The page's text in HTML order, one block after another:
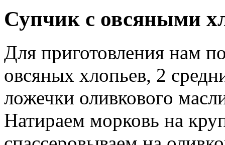
Супчик с овсяными
Для приготовления нам
овсяных хлопьев, 2
ложечки оливкового
Натираем морковь на